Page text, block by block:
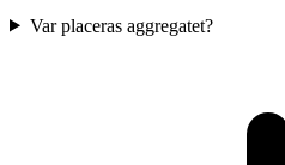
Var placeras aggregatet?